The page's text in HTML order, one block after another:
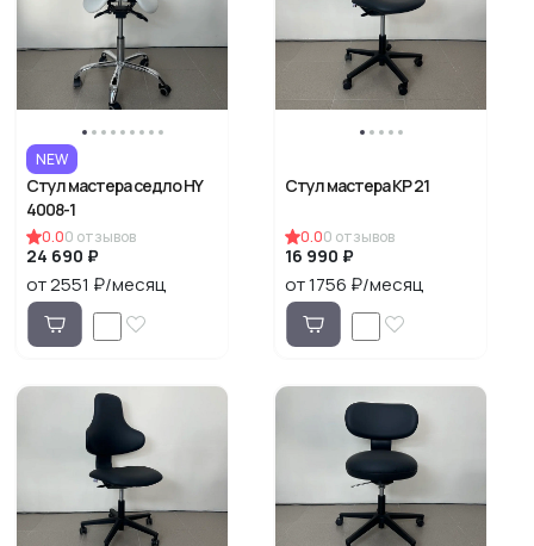
NEW
Стул мастера седло HY
4008-1
0.00 отзывов
24 690 ₽
от 2551 ₽/месяц
Стул мастера KP 21
0.00 отзывов
16 990 ₽
от 1756 ₽/месяц